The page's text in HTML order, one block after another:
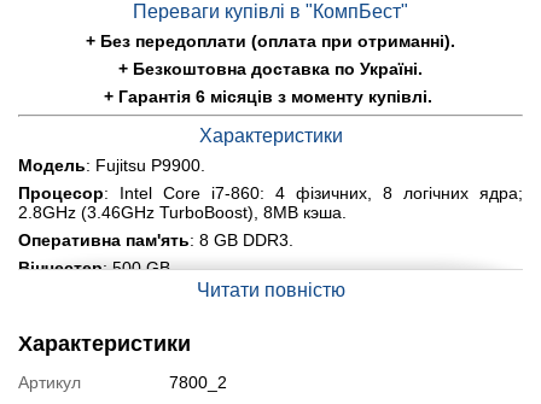
Переваги купівлі в "КомпБест"
+ Без передоплати (оплата при отриманні).
+ Безкоштовна доставка по Україні.
+ Гарантія 6 місяців з моменту купівлі.
Характеристики
Модель: Fujitsu P9900.
Процесор: Intel Core i7-860: 4 фізичних, 8 логічних ядра;
2.8GHz (3.46GHz TurboBoost), 8MB кэша.
Оперативна пам'ять: 8 GB DDR3.
Вінчестер: 500 GB.
: НОВА GeForce GT 1030 2 GB GDDR5 (HDMI/DVI) з
пам'яті 6008 MHz.
Порти:
14x USB 2.0, DVI, HDMI, Ethernet (RJ-45), RS-232,
2xPS/2.
Читати повністю
Характеристики
Артикул
7800_2